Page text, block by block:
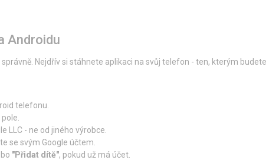
Androidu
Nejdřív si stáhnete aplikaci na svůj telefon - ten, kterým budete
telefonu.
LLC - ne od jiného výrobce.
se svým Google účtem.
"Přidat dítě", pokud už má účet.